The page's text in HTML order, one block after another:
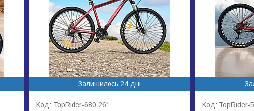
Залишилось 24 дні
TopRider-680 26" TopRider-